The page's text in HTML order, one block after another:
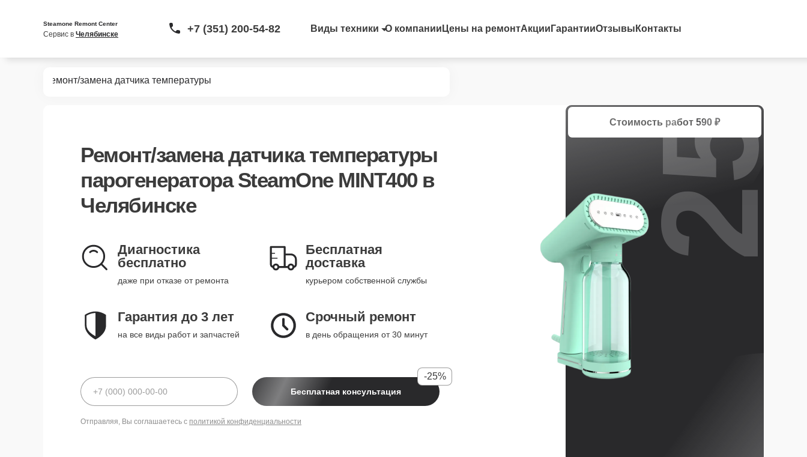
Steamone Remont Center
Сервис в Челябинске +7 (351) 200-54-82 Виды техники О компании Цены на ремонтАкции ГарантииОтзывы Контакты
Ремонт/замена датчика температуры
Ремонт/замена датчика температуры
парогенератора SteamOne MINT400 в
Челябинске
Диагностика
бесплатно
даже при отказе от ремонта
Бесплатная
доставка
курьером собственной службы
Гарантия до 3 лет
на все виды работ и запчастей
Срочный ремонт
в день обращения от 30 минут
Бесплатная консультация
-25%
Отправляя, Вы соглашаетесь с политикой конфиденциальности
Стоимость работ 590 ₽
25%